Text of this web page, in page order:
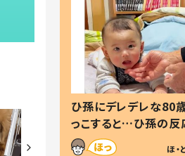
ひ孫にデレデレな80
っこすると…ひ孫の反
した」「可愛くて仕方な
ほ